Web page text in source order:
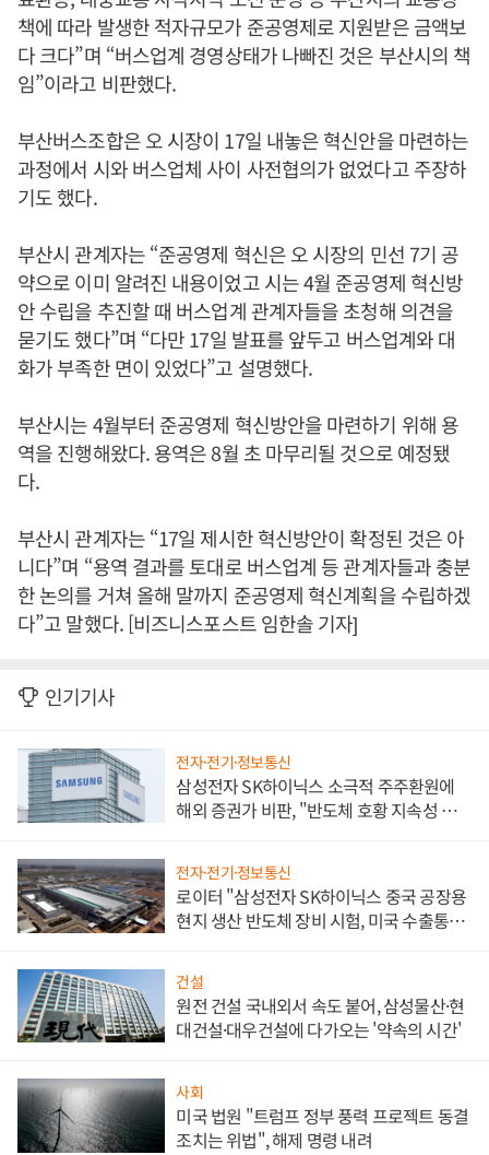
책에 따라 발생한 적자규모가 준공영제로 지원받은 금액보
다 크다”며 “버스업계 경영상태가 나빠진 것은 부산시의 책
임”이라고 비판했다.
부산버스조합은 오 시장이 17일 내놓은 혁신안을 마련하는
과정에서 시와 버스업체 사이 사전협의가 없었다고 주장하
기도 했다.
부산시 관계자는 “준공영제 혁신은 오 시장의 민선 7기 공
약으로 이미 알려진 내용이었고 시는 4월 준공영제 혁신방
안 수립을 추진할 때 버스업계 관계자들을 초청해 의견을
묻기도 했다”며 “다만 17일 발표를 앞두고 버스업계와 대
화가 부족한 면이 있었다”고 설명했다.
부산시는 4월부터 준공영제 혁신방안을 마련하기 위해 용
역을 진행해왔다. 용역은 8월 초 마무리될 것으로 예정됐
다.
부산시 관계자는 “17일 제시한 혁신방안이 확정된 것은 아
니다”며 “용역 결과를 토대로 버스업계 등 관계자들과 충분
한 논의를 거쳐 올해 말까지 준공영제 혁신계획을 수립하겠
다”고 말했다. [비즈니스포스트 임한솔 기자]
인기기사
전자·전기·정보통신
삼성전자 SK하이닉스 소극적 주주환원에
해외 증권가 비판, "반도체 호황 지속성 의
전자·전기·정보통신
로이터 "삼성전자 SK하이닉스 중국 공장용
현지 생산 반도체 장비 시험, 미국 수출통제
건설
원전 건설 국내외서 속도 붙어, 삼성물산·현
대건설·대우건설에 다가오는 '약속의 시간'
사회
미국 법원 "트럼프 정부 풍력 프로젝트 동결
조치는 위법", 해제 명령 내려